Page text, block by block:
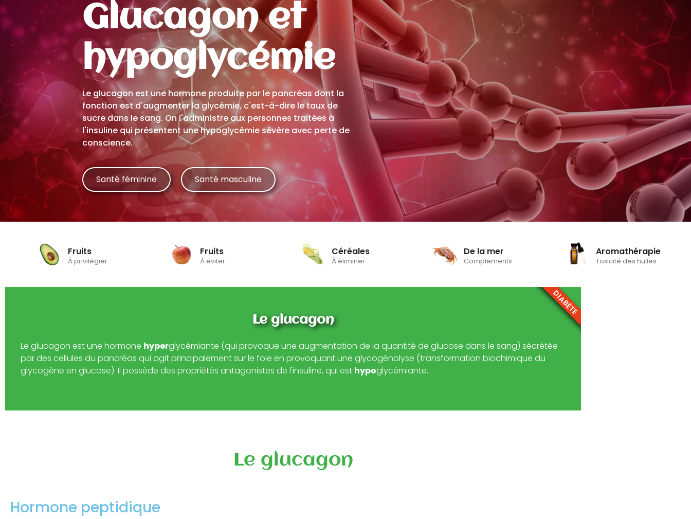
Glucagon et
hypoglycémie
Le glucagon est une hormone produite par le pancréas dont la
fonction est d'augmenter la glycémie, c'est-à-dire le taux de
sucre dans le sang. On l'administre aux personnes traitées à
l'insuline qui présentent une hypoglycémie sévère avec perte de
conscience.
Santé féminine Santé masculine
Fruits
À privilégier
Fruits
À éviter
Céréales
À éliminer
De la mer
Compléments
Aromathérapie
Toxicité des huiles
Le glucagon
Le glucagon est une hormone hyperglycémiante (qui provoque une augmentation de la quantité de glucose dans le sang) sécrétée
par des cellules du pancréas qui agit principalement sur le foie en provoquant une glycogénolyse (transformation biochimique du
glycogène en glucose). Il possède des propriétés antagonistes de l'insuline, qui est hypoglycémiante.
DIABÈTE
Le glucagon
Hormone peptidique